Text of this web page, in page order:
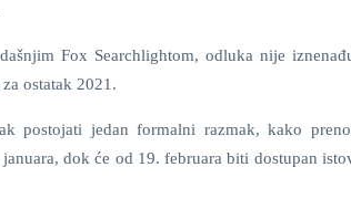
Fox Searchlightom, odluka nije
ostatak 2021.
postojati jedan formalni razmak, kako
dok će od 19. februara biti dostupan